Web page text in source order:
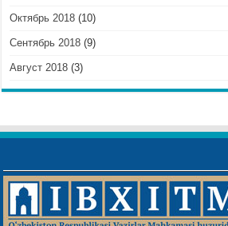
Октябрь 2018 (10)
Сентябрь 2018 (9)
Август 2018 (3)